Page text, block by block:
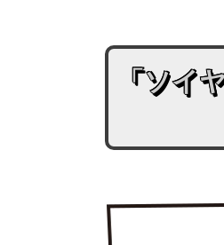
「ソイ